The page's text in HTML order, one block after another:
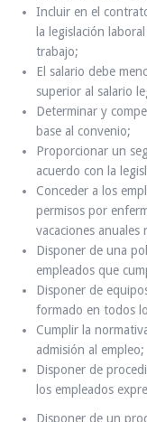
Incluir en el
la legislación
trabajo;
El salario debe
superior al salario
Determinar y
base al convenio;
Proporcionar un
acuerdo con la
Conceder a los
permisos por
vacaciones anuales
Disponer de una
empleados que
Disponer de
formado en todos
Cumplir la
admisión al empleo;
Disponer de
los empleados
Disponer de un